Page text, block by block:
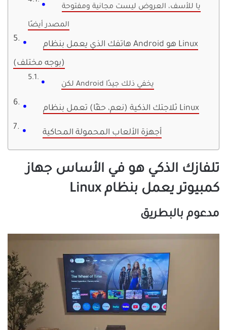
يا للأسف، العروض ليست مجانية ومفتوحة
المصدر أيضًا
هاتفك الذي يعمل بنظام Android هو Linux
(بوجه مختلف)
لكن Android يخفي ذلك جيدًا
ثلاجتك الذكية (نعم، حقًا) تعمل بنظام Linux
أجهزة الألعاب المحمولة المحاكية
تلفازك الذكي هو في الأساس جهاز
كمبيوتر يعمل بنظام Linux
مدعوم بالبطريق